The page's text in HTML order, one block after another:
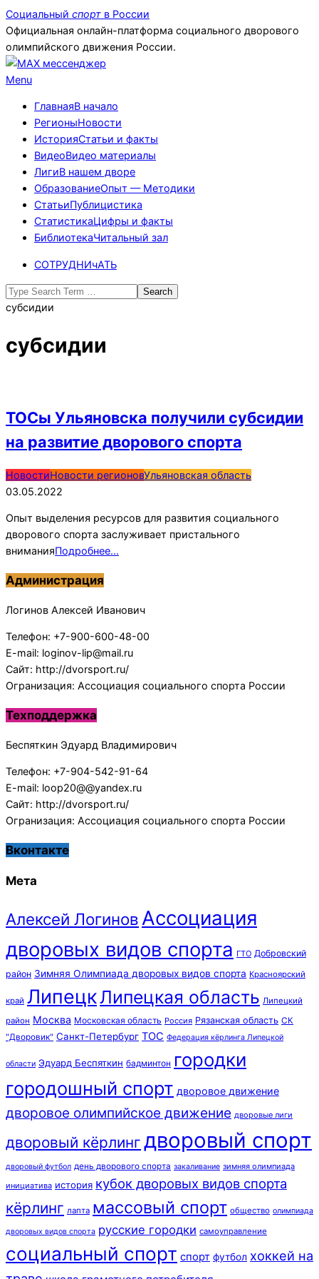
Skip
to
content
Социальный спорт в России
Официальная онлайн-платформа социального дворового
олимпийского движения России.
Primary
Menu
Menu
ГлавнаяВ начало
РегионыНовости
ИсторияСтатьи и факты
ВидеоВидео материалы
ЛигиВ нашем дворе
ОбразованиеОпыт — Методики
СтатьиПублицистика
СтатистикаЦифры и факты
БиблиотекаЧитальный зал
СОТРУДНИчАТЬ
Search
субсидии
субсидии
ТОСы Ульяновска получили субсидии
на развитие дворового спорта
2022-
05-
НовостиНовости регионовУльяновская область
03.05.2022
Опыт выделения ресурсов для развития социального
дворового спорта заслуживает пристального
вниманияПодробнее…
Администрация
Логинов Алексей Иванович
Телефон: +7-900-600-48-00
E-mail: loginov-lip@mail.ru
Сайт: http://dvorsport.ru/
Огранизация: Ассоциация социального спорта России
Техподдержка
Беспяткин Эдуард Владимирович
Телефон: +7-904-542-91-64
E-mail: loop20@@yandex.ru
Сайт: http://dvorsport.ru/
Огранизация: Ассоциация социального спорта России
Вконтакте
Мета
Алексей Логинов Ассоциация
дворовых видов спорта ГТО Добровский
район Зимняя Олимпиада дворовых видов спорта Красноярский
край ЛипецкЛипецкая область Липецкий
район Москва Московская область Россия Рязанская область СК
"Дворовик" Санкт-Петербург ТОС Федерация кёрлинга Липецкой
области Эдуард Беспяткин бадминтон городки
городошный спорт дворовое движение
дворовое олимпийское движение дворовые лиги
дворовый кёрлинг дворовый спорт
дворовый футбол день дворового спорта закаливание зимняя олимпиада
инициатива история кубок дворовых видов спорта
кёрлинг лапта массовый спорт общество олимпиада
дворовых видов спорта русские городки самоуправление
социальный спорт спорт футбол хоккей на